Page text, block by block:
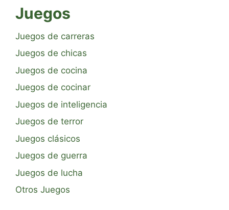
Juegos
Juegos de carreras
Juegos de chicas
Juegos de cocina
Juegos de cocinar
Juegos de inteligencia
Juegos de terror
Juegos clásicos
Juegos de guerra
Juegos de lucha
Otros Juegos